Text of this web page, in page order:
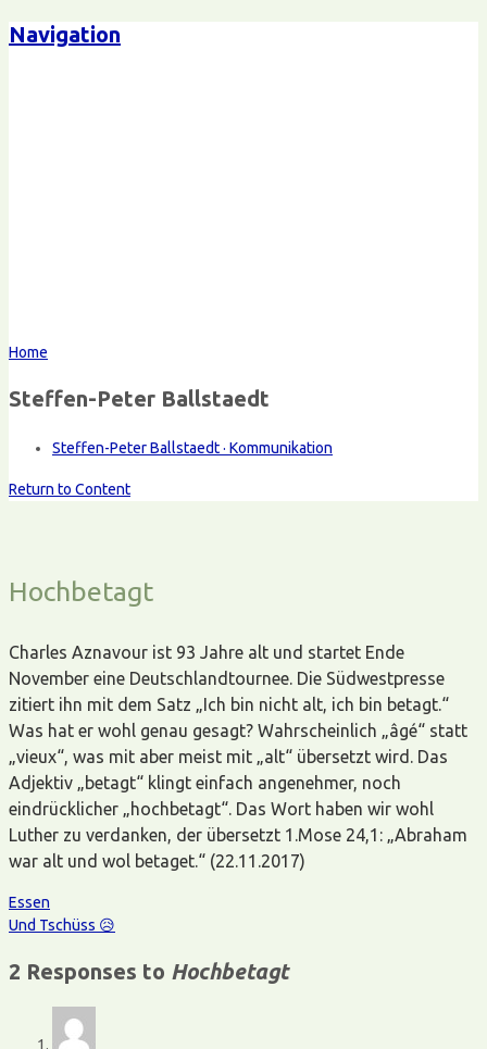
Navigation
Home
Steffen-Peter Ballstaedt
Steffen-Peter Ballstaedt · Kommunikation
Return to Content
Hochbetagt
Charles Aznavour ist 93 Jahre alt und startet Ende
November eine Deutschlandtournee. Die Südwestpresse
zitiert ihn mit dem Satz „Ich bin nicht alt, ich bin betagt.“
Was hat er wohl genau gesagt? Wahrscheinlich „âgé“ statt
„vieux“, was mit aber meist mit „alt“ übersetzt wird. Das
Adjektiv „betagt“ klingt einfach angenehmer, noch
eindrücklicher „hochbetagt“. Das Wort haben wir wohl
Luther zu verdanken, der übersetzt 1.Mose 24,1: „Abraham
war alt und wol betaget.“ (22.11.2017)
Essen
Und Tschüss 😥
2 Responses to Hochbetagt